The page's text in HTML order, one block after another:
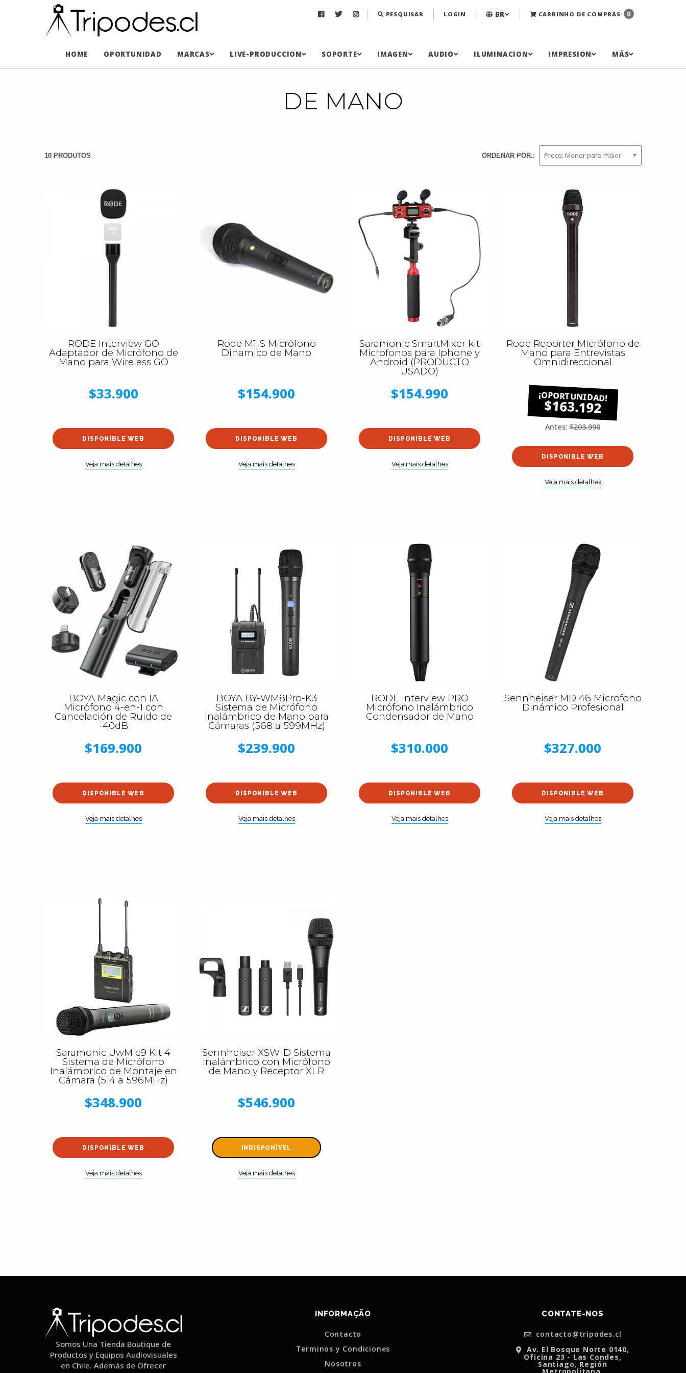
PESQUISAR LOGIN BR CARRINHO DE COMPRAS 0
HOME OPORTUNIDAD MARCAS LIVE-PRODUCCION SOPORTE IMAGEN AUDIO ILUMINACION IMPRESION MÁS
DE MANO
10 PRODUTOS ORDENAR POR.:
RODE Interview GO
Adaptador de Micrófono de
Mano para Wireless GO
$33.900
DISPONIBLE WEB
Veja mais detalhes
Rode M1-S Micrófono
Dinamico de Mano
$154.900
DISPONIBLE WEB
Veja mais detalhes
Saramonic SmartMixer kit
Microfonos para Iphone y
Android (PRODUCTO
USADO)
$154.990
DISPONIBLE WEB
Veja mais detalhes
Rode Reporter Micrófono de
Mano para Entrevistas
Omnidireccional
$163.192
Antes: $203.990
DISPONIBLE WEB
Veja mais detalhes
BOYA Magic con IA
Micrófono 4-en-1 con
Cancelación de Ruido de
-40dB
$169.900
DISPONIBLE WEB
Veja mais detalhes
BOYA BY-WM8Pro-K3
Sistema de Micrófono
Inalámbrico de Mano para
Cámaras (568 a 599MHz)
$239.900
DISPONIBLE WEB
Veja mais detalhes
RODE Interview PRO
Micrófono Inalámbrico
Condensador de Mano
$310.000
DISPONIBLE WEB
Veja mais detalhes
Sennheiser MD 46 Microfono
Dinámico Profesional
$327.000
DISPONIBLE WEB
Veja mais detalhes
Saramonic UwMic9 Kit 4
Sistema de Micrófono
Inalámbrico de Montaje en
Cámara (514 a 596MHz)
$348.900
DISPONIBLE WEB
Veja mais detalhes
Sennheiser XSW-D Sistema
Inalámbrico con Micrófono
de Mano y Receptor XLR
$546.900
INDISPONÍVEL
Veja mais detalhes
Somos Una Tienda Boutique de
Productos y Equipos Audiovisuales
en Chile. Además de Ofrecer
INFORMAÇÃO
Contacto
Terminos y Condiciones
Nosotros
CONTATE-NOS
contacto@tripodes.cl
Av. El Bosque Norte 0140,
Oficina 23 - Las Condes,
Santiago, Región